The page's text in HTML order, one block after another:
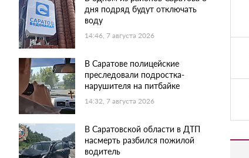
дня подряд будут отключать
воду
14:46, 7 августа 2026
В Саратове полицейские
преследовали подростка-
нарушителя на питбайке
14:32, 7 августа 2026
В Саратовской области в ДТП
насмерть разбился пожилой
водитель